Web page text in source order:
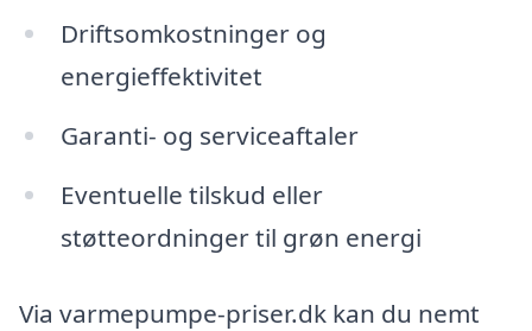
Driftsomkostninger og
energieffektivitet
Garanti- og serviceaftaler
Eventuelle tilskud eller
støtteordninger til grøn energi
Via varmepumpe-priser.dk kan du nemt